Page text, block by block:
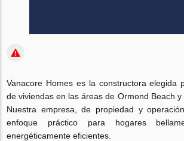
Vanacore Homes es la constructora elegida
de viviendas en las áreas de Ormond Beach y
Nuestra empresa, de propiedad y
enfoque práctico para hogares
energéticamente eficientes.